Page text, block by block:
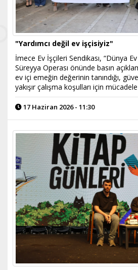
"Yardımcı değil ev işçisiyiz"
İmece Ev İşçileri Sendikası, “Dünya
Süreyya Operası önünde basın
ev içi emeğin değerinin tanındığı,
yakışır çalışma koşulları için mücadele
17 Haziran 2026 - 11:30